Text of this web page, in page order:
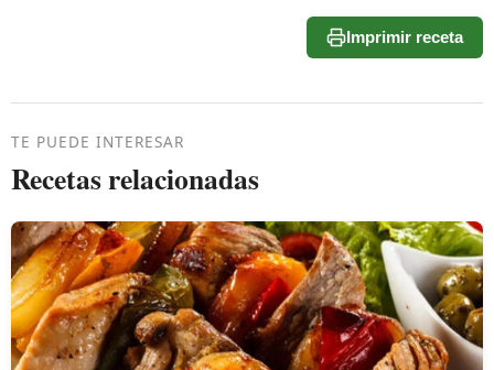
Imprimir receta
TE PUEDE INTERESAR
Recetas relacionadas